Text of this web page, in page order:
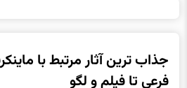
جذاب ترین آثار مرتبط با
فرعی تا فیلم و لگو